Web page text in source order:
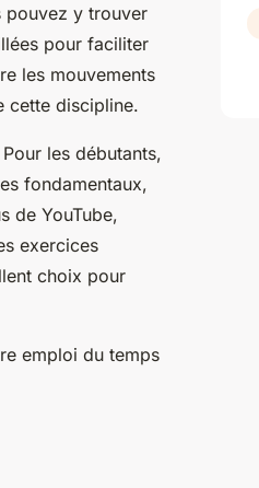
pouvez y trouver
pour faciliter
les mouvements
cette discipline.
les débutants,
fondamentaux,
de YouTube,
exercices
choix pour
emploi du temps